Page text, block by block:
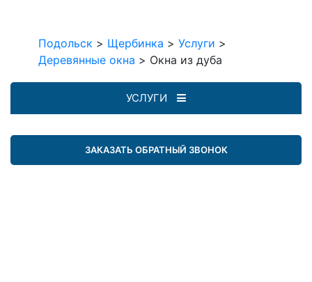
Подольск > Щербинка > Услуги >
Деревянные окна > Окна из дуба
УСЛУГИ
ЗАКАЗАТЬ ОБРАТНЫЙ ЗВОНОК